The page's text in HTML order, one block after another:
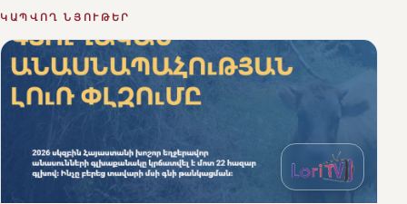
ԿԱՊՎՈՂ ՆՅՈՒԹԵՐ